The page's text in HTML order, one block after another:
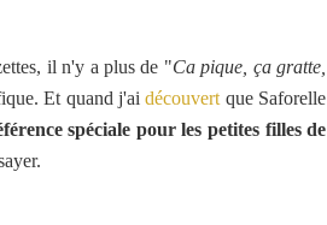
il n'y a plus de "Ca pique, ça gratte,
Et quand j'aidécouvert que Saforelle
spéciale pour les petites filles de